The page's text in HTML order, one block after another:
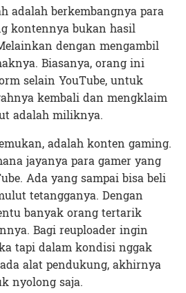
adalah berkembangnya para
kontennya bukan hasil
dengan mengambil
Biasanya, orang ini
selain YouTube, untuk
kembali dan mengklaim
adalah miliknya.
adalah konten gaming.
jayanya para gamer yang
Ada yang sampai bisa beli
tetangganya. Dengan
banyak orang tertarik
Bagi reuploader ingin
tapi dalam kondisi nggak
alat pendukung, akhirnya
nyolong saja.